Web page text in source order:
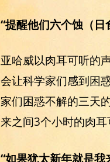
“提醒他们六个蚀（
亚哈威以肉耳可听的
会让科学家们感到困
家们困惑不解的三天
来之间3个小时的肉耳
“如果犹太新年就是